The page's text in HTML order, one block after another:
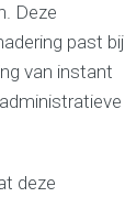
Deze
past bij
van instant
deze